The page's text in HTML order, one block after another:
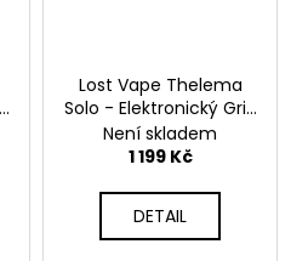
Lost Vape Thelema
Solo - Elektronický Grip
- 100W - Black Classic
Black
Není skladem
1 199 Kč
DETAIL